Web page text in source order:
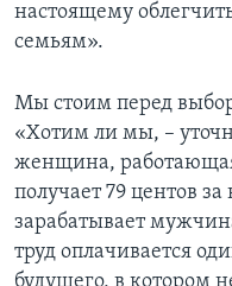
настоящему
семьям».
Мы стоим перед
«Хотим ли мы, –
женщина,
получает 79 центов
зарабатывает
труд оплачивается